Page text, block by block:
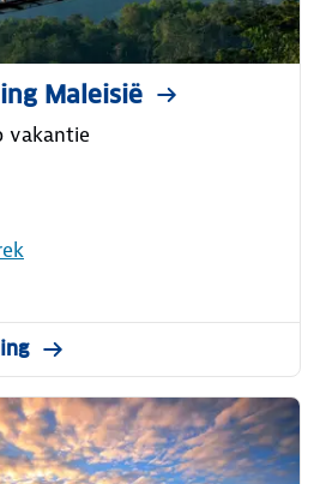
Maleisië
vakantie